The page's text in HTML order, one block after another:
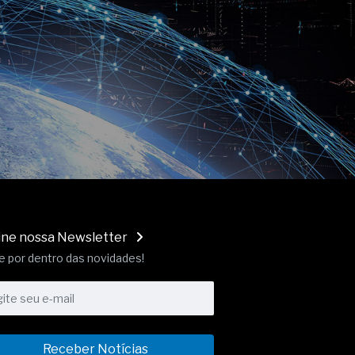
nossa Newsletter
por dentro das novidades!
Receber Notícias